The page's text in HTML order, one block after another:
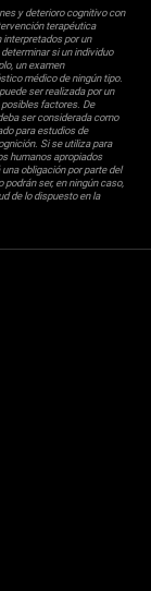
y deterioro cognitivo con
terapéutica
interpretados por un
si un individuo
un examen
médico de ningún tipo.
ser realizada por un
factores. De
ser considerada como
para estudios de
Si se utiliza para
humanos apropiados
obligación por parte del
ser, en ningún caso,
de lo dispuesto en la